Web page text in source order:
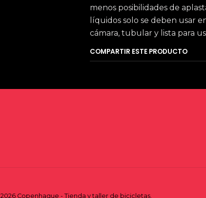
menos posibilidades de
líquidos solo se deben usar
cámara, tubular y lista para
COMPARTIR ESTE PRODUCTO
2026 Copenhague - Tienda y taller de bicicletas.